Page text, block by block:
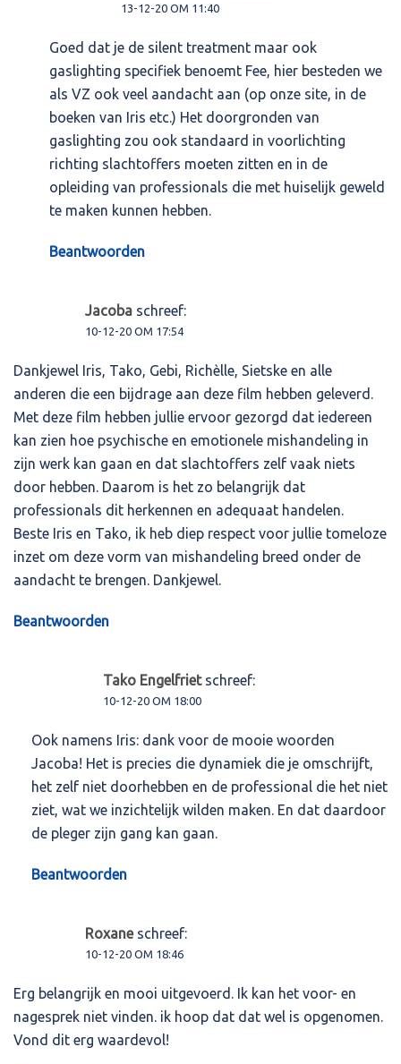
13-12-20 OM 11:40
Goed dat je de silent treatment maar ook
gaslighting specifiek benoemt Fee, hier besteden we
als VZ ook veel aandacht aan (op onze site, in de
boeken van Iris etc.) Het doorgronden van
gaslighting zou ook standaard in voorlichting
richting slachtoffers moeten zitten en in de
opleiding van professionals die met huiselijk geweld
te maken kunnen hebben.
Beantwoorden
Jacoba schreef:
10-12-20 OM 17:54
Dankjewel Iris, Tako, Gebi, Richèlle, Sietske en alle
anderen die een bijdrage aan deze film hebben geleverd.
Met deze film hebben jullie ervoor gezorgd dat iedereen
kan zien hoe psychische en emotionele mishandeling in
zijn werk kan gaan en dat slachtoffers zelf vaak niets
door hebben. Daarom is het zo belangrijk dat
professionals dit herkennen en adequaat handelen.
Beste Iris en Tako, ik heb diep respect voor jullie tomeloze
inzet om deze vorm van mishandeling breed onder de
aandacht te brengen. Dankjewel.
Beantwoorden
Tako Engelfriet schreef:
10-12-20 OM 18:00
Ook namens Iris: dank voor de mooie woorden
Jacoba! Het is precies die dynamiek die je omschrijft,
het zelf niet doorhebben en de professional die het niet
ziet, wat we inzichtelijk wilden maken. En dat daardoor
de pleger zijn gang kan gaan.
Beantwoorden
Roxane schreef:
10-12-20 OM 18:46
Erg belangrijk en mooi uitgevoerd. Ik kan het voor- en
nagesprek niet vinden. ik hoop dat dat wel is opgenomen.
Vond dit erg waardevol!